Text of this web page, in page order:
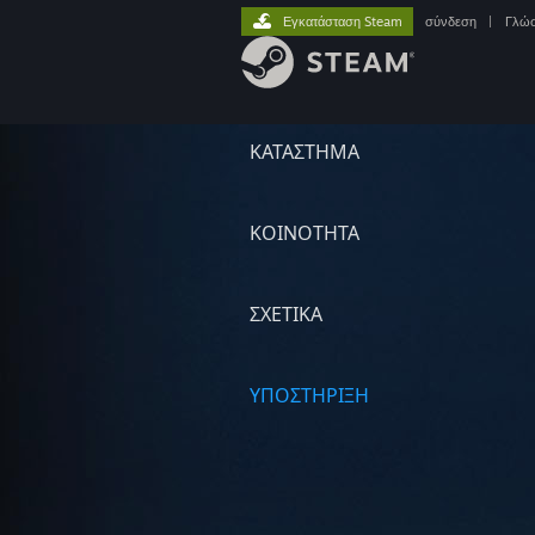
ΚΑΤΑΣΤΗΜΑ
ΚΟΙΝΟΤΗΤΑ
ΣΧΕΤΙΚΆ
ΥΠΟΣΤΗΡΙΞΗ
Εγκατάσταση Steam σύνδεση